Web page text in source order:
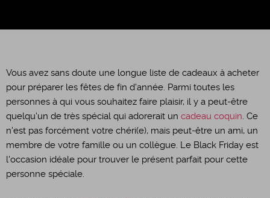
Vous avez sans doute une longue liste de cadeaux à acheter
pour préparer les fêtes de fin d'année. Parmi toutes les
personnes à qui vous souhaitez faire plaisir, il y a peut-être
quelqu'un de très spécial qui adorerait un cadeau coquin. Ce
n'est pas forcément votre chéri(e), mais peut-être un ami, un
membre de votre famille ou un collègue. Le Black Friday est
l'occasion idéale pour trouver le présent parfait pour cette
personne spéciale.